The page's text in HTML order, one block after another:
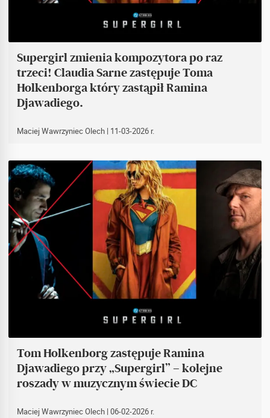
Supergirl zmienia kompozytora po raz
trzeci! Claudia Sarne zastępuje Toma
Holkenborga który zastąpił Ramina
Djawadiego.
Maciej Wawrzyniec Olech | 11-03-2026 r.
Tom Holkenborg zastępuje Ramina
Djawadiego przy „Supergirl” – kolejne
roszady w muzycznym świecie DC
Maciej Wawrzyniec Olech | 06-02-2026 r.